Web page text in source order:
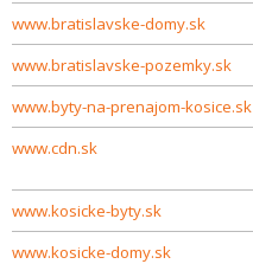
www.bratislavske-domy.sk
www.bratislavske-pozemky.sk
www.byty-na-prenajom-kosice.sk
www.cdn.sk
www.kosicke-byty.sk
www.kosicke-domy.sk